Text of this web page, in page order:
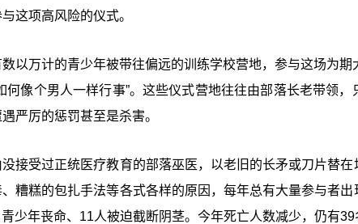
这项高风险的仪式。
以万计的青少年被带往偏远的训练学校营地，参与这场为期
何像个男人一样行事”。这些仪式营地往往由部落长老带领
严厉的惩罚甚至是杀害。
接受过正统医疗教育的部落巫医，以老旧的长矛或刀片替
糟糕的包扎手法等各式各样的原因，每年总有大量参与者
青少年丧命、11人被迫截断阴茎。今年死亡人数减少，仍有